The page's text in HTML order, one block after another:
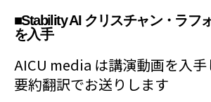
■Stability AI クリスチャン・ラフ
を入手
AICU media は講演動画を入
要約翻訳でお送りします